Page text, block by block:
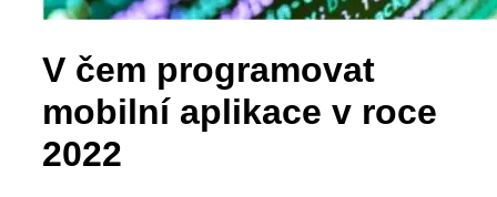
V čem programovat
mobilní aplikace v roce
2022